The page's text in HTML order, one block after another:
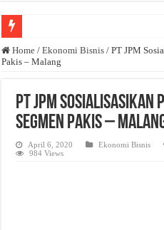
Anda butuh promosi usaha? Kontak ke
Dibutuhkan Marketing. Lamaran di-
Home / Ekonomi Bisnis / PT JPM
Pakis – Malang
PT JPM
Segmen Pakis –
April 6, 2020 Ekonomi Bisnis
984 Views